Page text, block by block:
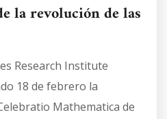
la revolución de las
Research Institute
18 de febrero la
Mathematica de